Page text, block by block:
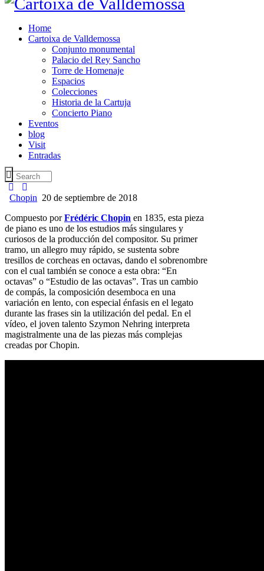
Home
Cartoixa de Valldemossa
Conjunto monumental
Palacio del Rey Sancho
Torre de Homenaje
Espacios
Colecciones
Historia de la Cartuja
Concierto Piano
Eventos
blog
Visit
Entradas
Chopin 20 de septiembre de 2018
Compuesto porFrédéric Chopin en 1835, esta pieza
de piano es uno de los estudios más singulares y
curiosos de la producción del compositor. Su primer
tramo, un allegro muy rápido, se sustenta sobre
tresillos de corcheas en octavas, dando el sobrenombre
con el cual también se conoce a esta obra: “En
octavas” o “Estudio de las octavas”. Tras un cambio
de compás, la composición desemboca en una
variación en lento, con especial énfasis en el legato
durante las frases sin la utilización del pedal. En el
vídeo, el joven talento Szymon Nehring interpreta
magistralmente una de las piezas más complejas
creadas por Chopin.